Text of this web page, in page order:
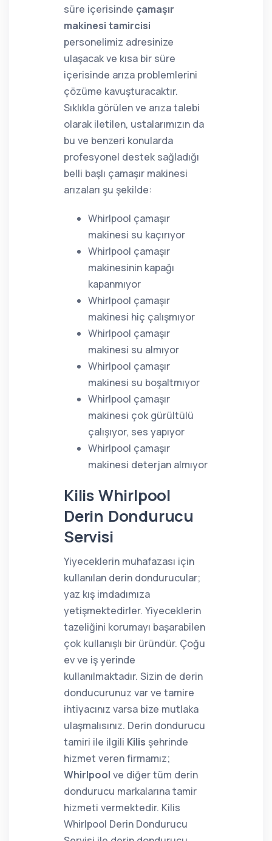
süre içerisinde çamaşır
makinesi tamircisi
personelimiz adresinize
ulaşacak ve kısa bir süre
içerisinde arıza problemlerini
çözüme kavuşturacaktır.
Sıklıkla görülen ve arıza talebi
olarak iletilen, ustalarımızın da
bu ve benzeri konularda
profesyonel destek sağladığı
belli başlı çamaşır makinesi
arızaları şu şekilde:
Whirlpool çamaşır
makinesi su kaçırıyor
Whirlpool çamaşır
makinesinin kapağı
kapanmıyor
Whirlpool çamaşır
makinesi hiç çalışmıyor
Whirlpool çamaşır
makinesi su almıyor
Whirlpool çamaşır
makinesi su boşaltmıyor
Whirlpool çamaşır
makinesi çok gürültülü
çalışıyor, ses yapıyor
Whirlpool çamaşır
makinesi deterjan almıyor
Kilis Whirlpool
Derin Dondurucu
Servisi
Yiyeceklerin muhafazası için
kullanılan derin dondurucular;
yaz kış imdadımıza
yetişmektedirler. Yiyeceklerin
tazeliğini korumayı başarabilen
çok kullanışlı bir üründür. Çoğu
ev ve iş yerinde
kullanılmaktadır. Sizin de derin
donducurunuz var ve tamire
ihtiyacınız varsa bize mutlaka
ulaşmalısınız. Derin dondurucu
tamiri ile ilgili Kilis şehrinde
hizmet veren firmamız;
Whirlpool ve diğer tüm derin
dondurucu markalarına tamir
hizmeti vermektedir. Kilis
Whirlpool Derin Dondurucu